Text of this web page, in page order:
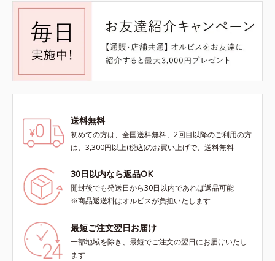
送料無料
初めての方は、全国送料無料、2回目以降のご利用の方
は、3,300円以上(税込)のお買い上げで、送料無料
30日以内なら返品OK
開封後でも発送日から30日以内であれば返品可能
※商品返送料はオルビスが負担いたします
最短ご注文翌日お届け
一部地域を除き、最短でご注文の翌日にお届けいたし
ます